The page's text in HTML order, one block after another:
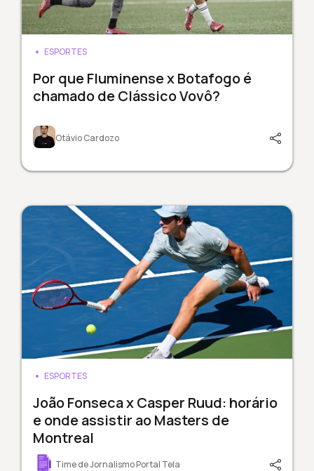
ESPORTES
Por que Fluminense x Botafogo é
chamado de Clássico Vovô?
Otávio Cardozo
ESPORTES
João Fonseca x Casper Ruud: horário
e onde assistir ao Masters de
Montreal
Time de Jornalismo Portal Tela